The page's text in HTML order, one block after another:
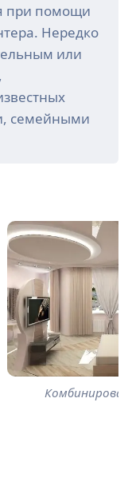
при помощи
Нередко
или
семейными